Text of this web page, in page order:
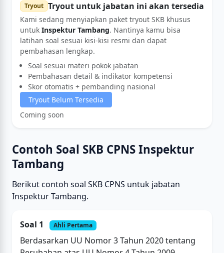
Tryout Tryout untuk jabatan ini akan tersedia
Kami sedang menyiapkan paket tryout SKB khusus
untuk Inspektur Tambang. Nantinya kamu bisa
latihan soal sesuai kisi-kisi resmi dan dapat
pembahasan lengkap.
Soal sesuai materi pokok jabatan
Pembahasan detail & indikator kompetensi
Skor otomatis + pembanding nasional
Tryout Belum Tersedia
Coming soon
Contoh Soal SKB CPNS Inspektur
Tambang
Berikut contoh soal SKB CPNS untuk jabatan
Inspektur Tambang.
Soal 1 Ahli Pertama
Berdasarkan UU Nomor 3 Tahun 2020 tentang